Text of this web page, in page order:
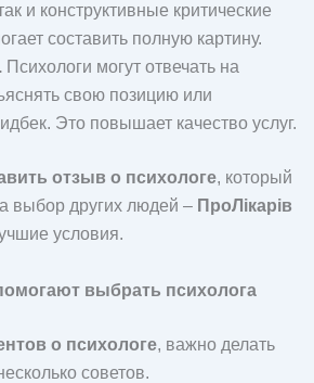
и конструктивные критические
составить полную картину.
Психологи могут отвечать на
свою позицию или
Это повышает качество услуг.
отзыв о психологе, который
выбор других людей – ПроЛікарів
условия.
выбрать психолога
о психологе, важно делать
советов.